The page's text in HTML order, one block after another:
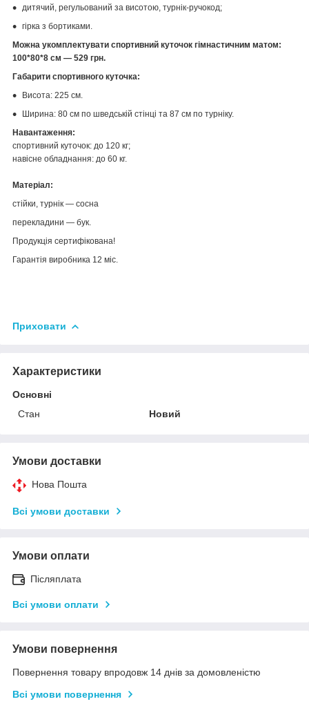
дитячий, регульований за висотою, турнік-ручокод;
гірка з бортиками.
Можна укомплектувати спортивний куточок гімнастичним матом:
100*80*8 см — 529 грн.
Габарити спортивного куточка:
Висота: 225 см.
Ширина: 80 см по шведській стінці та 87 см по турніку.
Навантаження:
спортивний куточок: до 120 кг;
навісне обладнання: до 60 кг.
Матеріал:
стійки, турнік — сосна
перекладини — бук.
Продукція сертифікована!
Гарантія виробника 12 міс.
Приховати
Характеристики
Основні
Стан
Новий
Умови доставки
Нова Пошта
Всі умови доставки
Умови оплати
Післяплата
Всі умови оплати
Умови повернення
Повернення товару впродовж 14 днів за домовленістю
Всі умови повернення